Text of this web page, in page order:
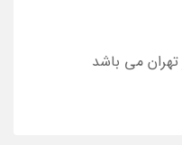
تهران می باشد